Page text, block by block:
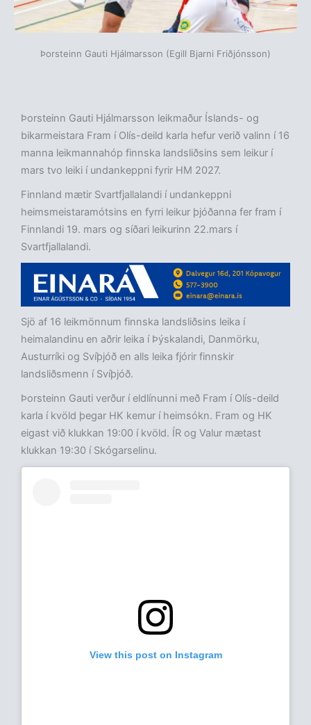
Þorsteinn Gauti Hjálmarsson (Egill Bjarni Friðjónsson)
Þorsteinn Gauti Hjálmarsson leikmaður Íslands- og
bikarmeistara Fram í Olís-deild karla hefur verið valinn í 16
manna leikmannahóp finnska landsliðsins sem leikur í
mars tvo leiki í undankeppni fyrir HM 2027.
Finnland mætir Svartfjallalandi í undankeppni
heimsmeistaramótsins en fyrri leikur þjóðanna fer fram í
Finnlandi 19. mars og síðari leikurinn 22.mars í
Svartfjallalandi.
Sjö af 16 leikmönnum finnska landsliðsins leika í
heimalandinu en aðrir leika í Þýskalandi, Danmörku,
Austurríki og Svíþjóð en alls leika fjórir finnskir
landsliðsmenn í Svíþjóð.
Þorsteinn Gauti verður í eldlínunni með Fram í Olís-deild
karla í kvöld þegar HK kemur í heimsókn. Fram og HK
eigast við klukkan 19:00 í kvöld. ÍR og Valur mætast
klukkan 19:30 í Skógarselinu.
View this post on Instagram